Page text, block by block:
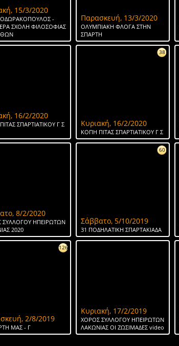
15/3/2020
-
ΣΧΟΛΗ ΦΙΛΟΣΟΦΙΑΣ
Παρασκευή, 13/3/2020
ΟΛΥΜΠΙΑΚΗ ΦΛΟΓΑ ΣΤΗΝ
ΣΠΑΡΤΗ
16/2/2020
ΣΠΑΡΤΙΑΤΙΚΟΥ Γ Σ
38
Κυριακή, 16/2/2020
ΚΟΠΗ ΠΙΤΑΣ ΣΠΑΡΤΙΑΤΙΚΟΥ Γ Σ
8/2/2020
ΣΥΛΛΟΓΟΥ ΗΠΕΙΡΩΤΩΝ
2020
60
Σάββατο, 5/10/2019
31 ΠΟΔΗΛΑΤΙΚΗ ΣΠΑΡΤΑΚΙΑΔΑ
126
2/8/2019
ΜΑΣ - Γ
Κυριακή, 17/2/2019
ΧΟΡΟΣ ΣΥΛΛΟΓΟΥ ΗΠΕΙΡΩΤΩΝ
ΛΑΚΩΝΙΑΣ ΟΙ ΖΩΣΙΜΑΔΕΣ video